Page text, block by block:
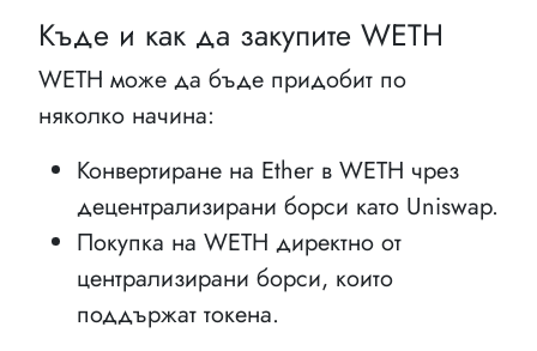
Къде и как да закупите WETH
WETH може да бъде придобит по
няколко начина:
Конвертиране на Ether в WETH чрез
децентрализирани борси като Uniswap.
Покупка на WETH директно от
централизирани борси, които
поддържат токена.